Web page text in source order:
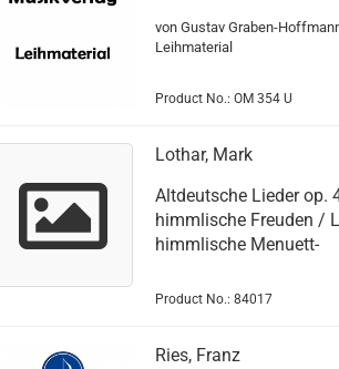
von Gustav Graben-
Leihmaterial
Product No.: OM 354 U
Lothar, Mark
Altdeutsche Lieder op.
himmlische Freuden /
himmlische Menuett-
Product No.: 84017
Ries, Franz